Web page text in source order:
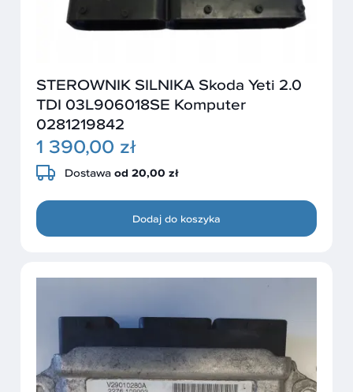
STEROWNIK SILNIKA Skoda Yeti 2.0
TDI 03L906018SE Komputer
0281219842
1 390,00 zł
Dostawa od 20,00 zł
Dodaj do koszyka